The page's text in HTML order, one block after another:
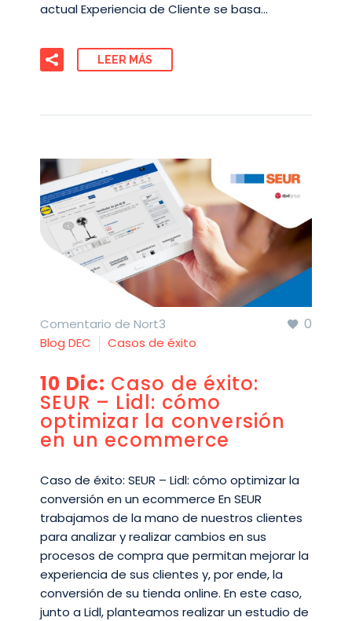
actual Experiencia de Cliente se basa…
LEER MÁS
0
Comentario de Nort3
Blog DEC
Casos de éxito
10 Dic: Caso de éxito:
SEUR – Lidl: cómo
optimizar la conversión
en un ecommerce
Caso de éxito: SEUR – Lidl: cómo optimizar la
conversión en un ecommerce En SEUR
trabajamos de la mano de nuestros clientes
para analizar y realizar cambios en sus
procesos de compra que permitan mejorar la
experiencia de sus clientes y, por ende, la
conversión de su tienda online. En este caso,
junto a Lidl, planteamos realizar un estudio de